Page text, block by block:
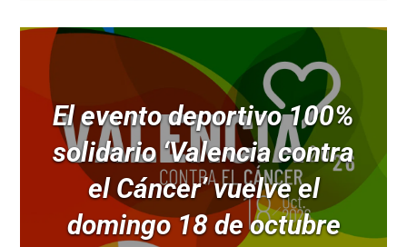
El evento deportivo 100%
solidario ‘Valencia contra
el Cáncer’ vuelve el
domingo 18 de octubre